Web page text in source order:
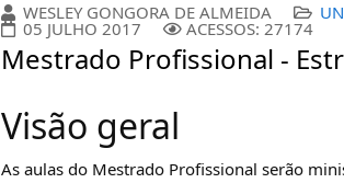
WESLEY GONGORA DE ALMEIDA
05 JULHO 2017 ACESSOS: 27174
Mestrado Profissional -
Visão geral
As aulas do Mestrado Profissional serão